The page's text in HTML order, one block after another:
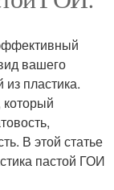
вашего
пластика.
В этой статье
пастой ГОИ